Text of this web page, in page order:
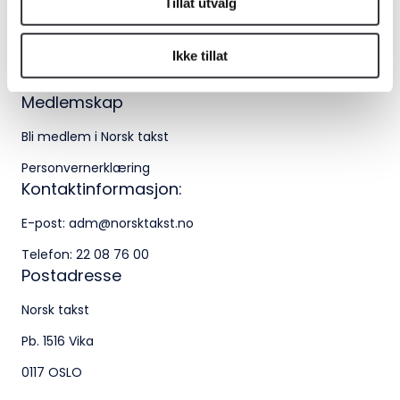
Ikke tillat
Kontakt oss
adm@norsktakst.no
Klingenberggt. 7A, 0161 Oslo
Postadresse:
Pb. 1516 Vika, 0117 OSLO
956 955 211
Bransjeorganisasjonen for landets takstforetak.
Medlemskap
Bli medlem i Norsk takst
Personvernerklæring
Kontaktinformasjon:
E-post: adm@norsktakst.no
Telefon: 22 08 76 00
Postadresse
Norsk takst
Pb. 1516 Vika
0117 OSLO